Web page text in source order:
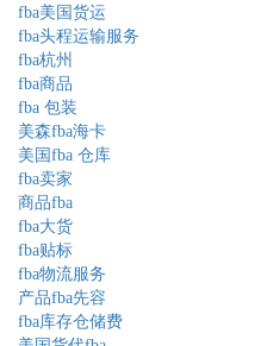
fba美国货运
fba头程运输服务
fba杭州
fba商品
fba 包装
美森fba海卡
美国fba 仓库
fba卖家
商品fba
fba大货
fba贴标
fba物流服务
产品fba先容
fba库存仓储费